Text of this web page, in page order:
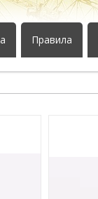
Правила